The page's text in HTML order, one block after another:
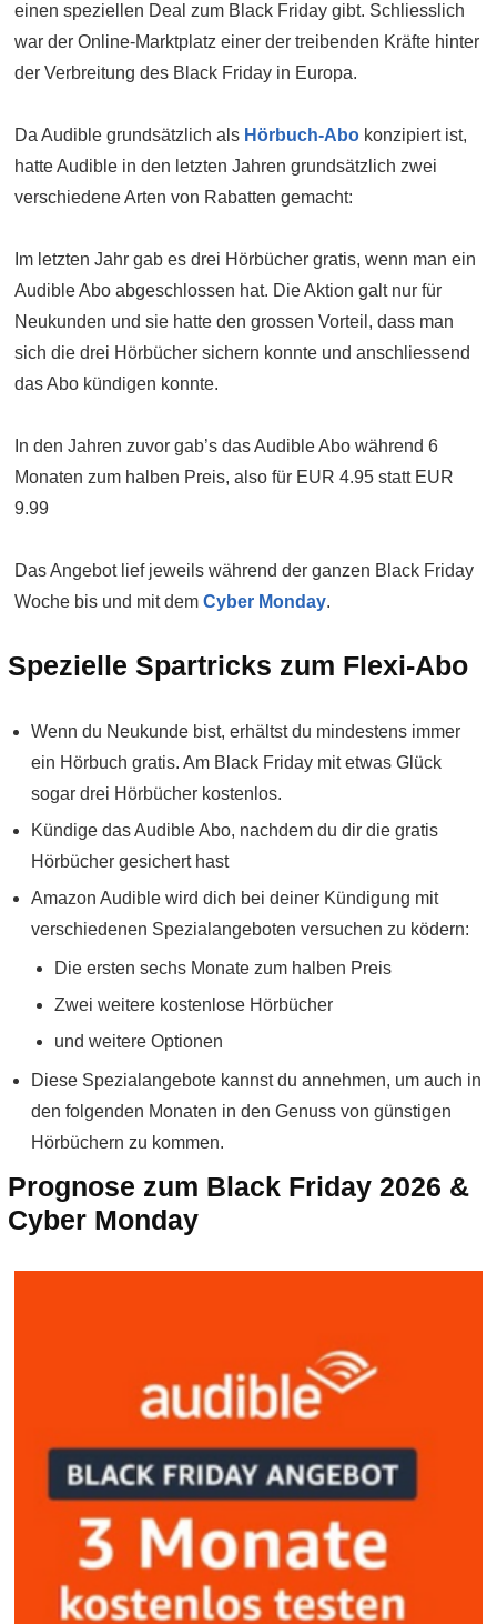
einen speziellen Deal zum Black Friday gibt. Schliesslich
war der Online-Marktplatz einer der treibenden Kräfte hinter
der Verbreitung des Black Friday in Europa.
Da Audible grundsätzlich als Hörbuch-Abo konzipiert ist,
hatte Audible in den letzten Jahren grundsätzlich zwei
verschiedene Arten von Rabatten gemacht:
Im letzten Jahr gab es drei Hörbücher gratis, wenn man ein
Audible Abo abgeschlossen hat. Die Aktion galt nur für
Neukunden und sie hatte den grossen Vorteil, dass man
sich die drei Hörbücher sichern konnte und anschliessend
das Abo kündigen konnte.
In den Jahren zuvor gab’s das Audible Abo während 6
Monaten zum halben Preis, also für EUR 4.95 statt EUR
9.99
Das Angebot lief jeweils während der ganzen Black Friday
Woche bis und mit dem Cyber Monday.
Spezielle Spartricks zum Flexi-Abo
Wenn du Neukunde bist, erhältst du mindestens immer
ein Hörbuch gratis. Am Black Friday mit etwas Glück
sogar drei Hörbücher kostenlos.
Kündige das Audible Abo, nachdem du dir die gratis
Hörbücher gesichert hast
Amazon Audible wird dich bei deiner Kündigung mit
verschiedenen Spezialangeboten versuchen zu ködern:
Die ersten sechs Monate zum halben Preis
Zwei weitere kostenlose Hörbücher
und weitere Optionen
Diese Spezialangebote kannst du annehmen, um auch in
den folgenden Monaten in den Genuss von günstigen
Hörbüchern zu kommen.
Prognose zum Black Friday 2026 &
Cyber Monday